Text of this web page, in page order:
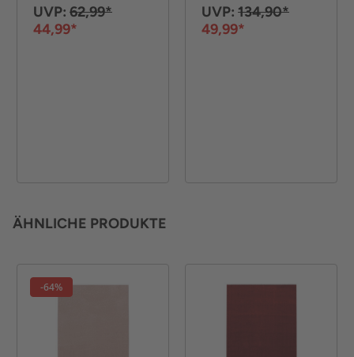
UVP: 62,99*
44,99*
UVP: 134,90*
49,99*
ÄHNLICHE PRODUKTE
-64%